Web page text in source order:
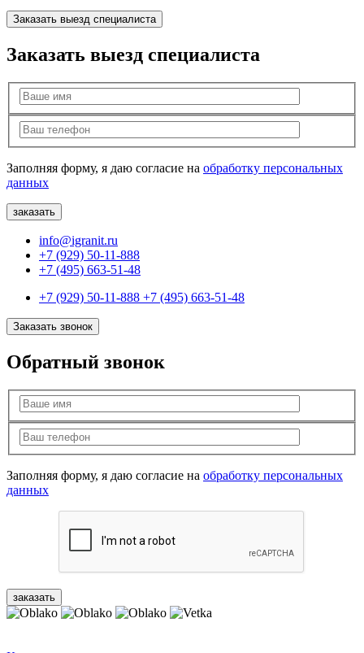
Заказать выезд специалиста
Заказать выезд специалиста
Заполняя форму, я даю согласие на обработку персональных
данных
info@igranit.ru
+7 (929) 50-11-888
+7 (495) 663-51-48
+7 (929) 50-11-888 +7 (495) 663-51-48
Заказать звонок
Обратный звонок
Заполняя форму, я даю согласие на обработку персональных
данных